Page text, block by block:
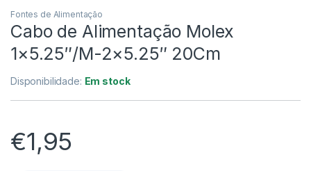
Fontes de Alimentação
Cabo de Alimentação Molex
1×5.25″/M-2×5.25″ 20Cm
Disponibilidade: Em stock
€1,95